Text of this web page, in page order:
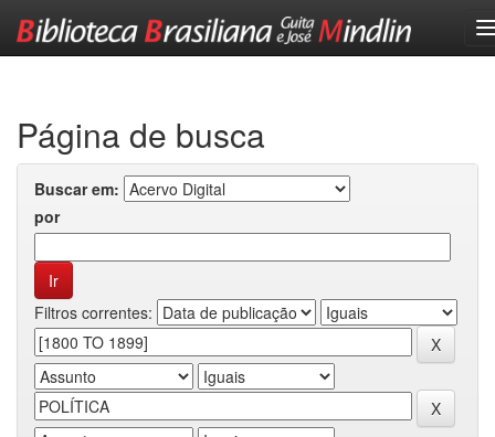
Página de busca
Buscar em:
por
Filtros correntes: